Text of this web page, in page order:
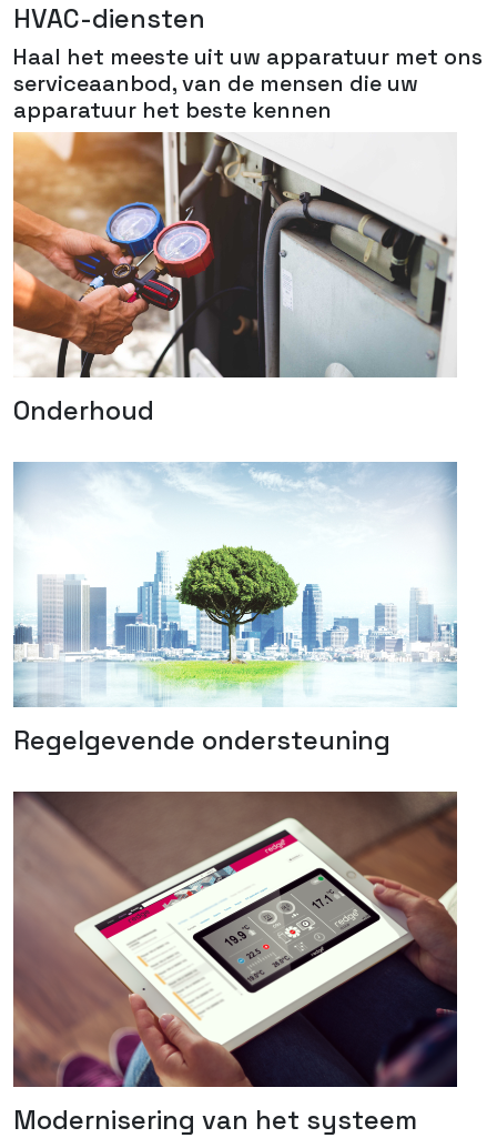
HVAC-diensten
Haal het meeste uit uw apparatuur met ons
serviceaanbod, van de mensen die uw
apparatuur het beste kennen
Onderhoud
Regelgevende ondersteuning
Modernisering van het systeem